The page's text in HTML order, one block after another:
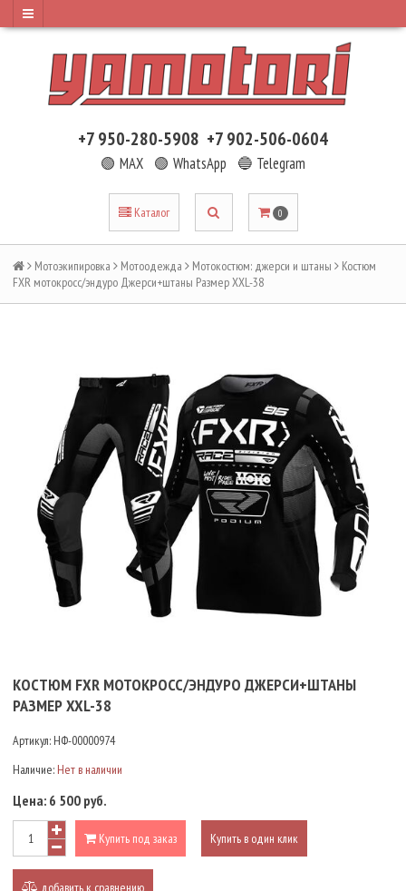
+7 950-280-5908 +7 902-506-0604
🟢 MAX 🟢 WhatsApp 🔵 Telegram
Каталог 0
Мотоэкипировка Мотоодежда Мотокостюм: джерси и штаны
Костюм
FXR мотокросс/эндуро Джерси+штаны Размер XXL-38
КОСТЮМ FXR МОТОКРОСС/ЭНДУРО ДЖЕРСИ+ШТАНЫ
РАЗМЕР XXL-38
Артикул: НФ-00000974
Наличие: Нет в наличии
Цена: 6 500 руб.
Купить под заказ Купить в один клик
добавить к сравнению